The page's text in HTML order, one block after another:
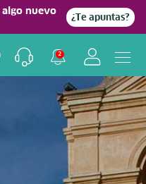
algo nuevo
¿Te apuntas?
2